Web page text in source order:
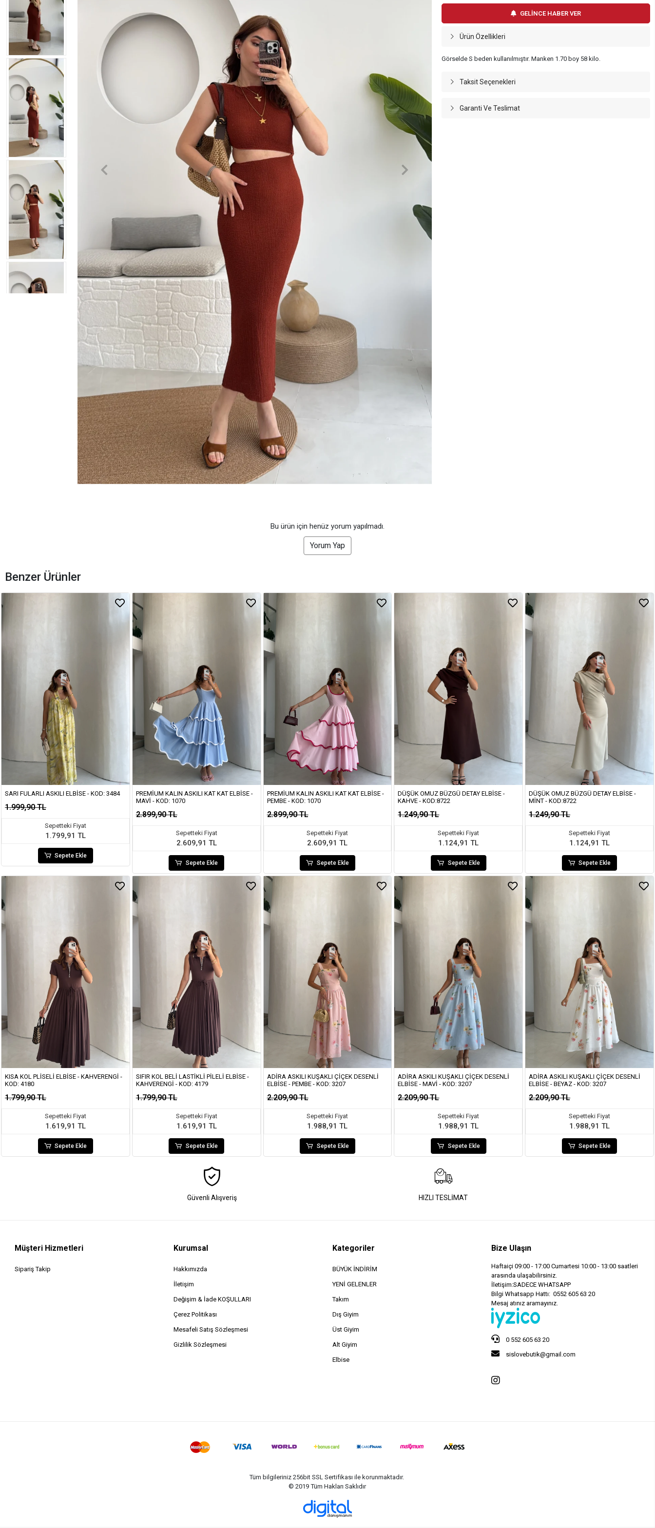
GELİNCE HABER VER
Ürün Özellikleri
Görselde S beden kullanılmıştır. Manken 1.70 boy 58 kilo.
Taksit Seçenekleri
Garanti Ve Teslimat
Bu ürün için henüz yorum yapılmadı.
Yorum Yap
Benzer Ürünler
SARI FULARLI ASKILI ELBISE - KOD: 3484
1.999,90 TL
Sepetteki Fiyat
1.799,91 TL
Sepete Ekle
PREMIUM KALIN ASKILI KAT KAT ELBISE -
MAVI - KOD: 1070
2.899,90 TL
Sepetteki Fiyat
2.609,91 TL
Sepete Ekle
PREMIUM KALIN ASKILI KAT KAT ELBISE -
PEMBE - KOD: 1070
2.899,90 TL
Sepetteki Fiyat
2.609,91 TL
Sepete Ekle
DÜŞÜK OMUZ BÜZGÜ DETAY ELBISE -
KAHVE - KOD:8722
1.249,90 TL
Sepetteki Fiyat
1.124,91 TL
Sepete Ekle
DÜŞÜK OMUZ BÜZGÜ DETAY ELBISE -
MINT - KOD:8722
1.249,90 TL
Sepetteki Fiyat
1.124,91 TL
Sepete Ekle
KISA KOL PLISELI ELBISE - KAHVERENGI -
KOD: 4180
1.799,90 TL
Sepetteki Fiyat
1.619,91 TL
Sepete Ekle
SIFIR KOL BELI LASTIKLI PILELI ELBISE -
KAHVERENGI - KOD: 4179
1.799,90 TL
Sepetteki Fiyat
1.619,91 TL
Sepete Ekle
ADIRA ASKILI KUŞAKLI ÇIÇEK DESENLI
ELBISE - PEMBE - KOD: 3207
2.209,90 TL
Sepetteki Fiyat
1.988,91 TL
Sepete Ekle
ADIRA ASKILI KUŞAKLI ÇIÇEK DESENLI
ELBISE - MAVI - KOD: 3207
2.209,90 TL
Sepetteki Fiyat
1.988,91 TL
Sepete Ekle
ADIRA ASKILI KUŞAKLI ÇIÇEK DESENLI
ELBISE - BEYAZ - KOD: 3207
2.209,90 TL
Sepetteki Fiyat
1.988,91 TL
Sepete Ekle
Güvenli Alışveriş HIZLI TESLİMAT
Müşteri Hizmetleri
Sipariş Takip
Kurumsal
Hakkımızda
İletişim
Değişim & İade KOŞULLARI
Çerez Politikası
Mesafeli Satış Sözleşmesi
Gizlilik Sözleşmesi
Kategoriler
BÜYÜK İNDİRİM
YENİ GELENLER
Takım
Dış Giyim
Üst Giyim
Alt Giyim
Elbise
Bize Ulaşın
Haftaiçi 09:00 - 17:00 Cumartesi 10:00 - 13:00 saatleri
arasında ulaşabilirsiniz.
İletişim:SADECE WHATSAPP
Bilgi Whatsapp Hattı: 0552 605 63 20
Mesaj atınız aramayınız.
0 552 605 63 20
sislovebutik@gmail.com
Tüm bilgileriniz 256bit SSL Sertifikası ile korunmaktadır.
© 2019Tüm Hakları Saklıdır